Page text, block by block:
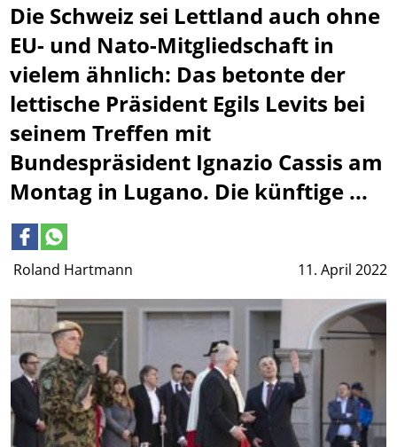
Roland Hartmann 11. April 2022
Die Schweiz sei Lettland auch ohne
EU- und Nato-Mitgliedschaft in
vielem ähnlich: Das betonte der
lettische Präsident Egils Levits bei
seinem Treffen mit
Bundespräsident Ignazio Cassis am
Montag in Lugano. Die künftige ...